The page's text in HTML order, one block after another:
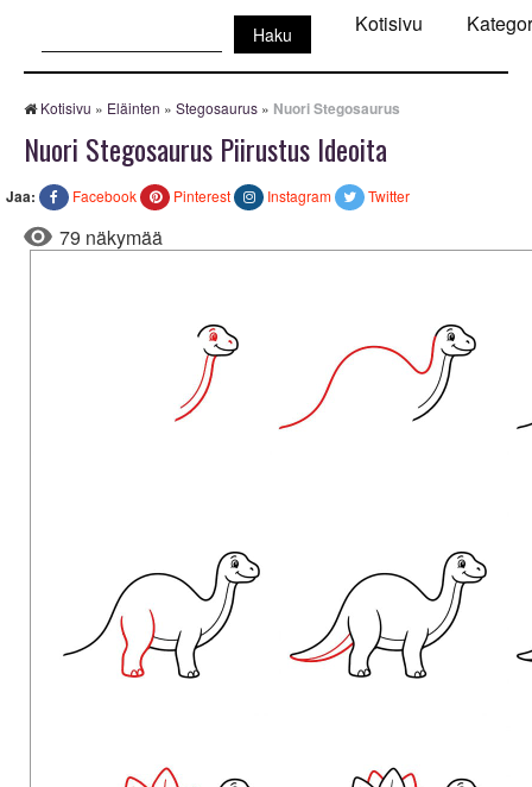
Kotisivu
Kotisivu » Eläinten » Stegosaurus » Nuori Stegosaurus
Nuori Stegosaurus Piirustus Ideoita
Jaa: Facebook Pinterest Instagram Twitter
79 näkymää